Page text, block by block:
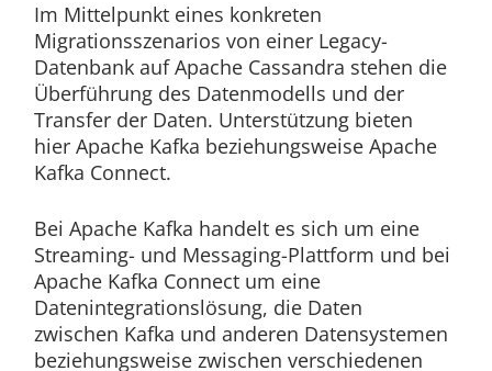
Im Mittelpunkt eines konkreten
Migrationsszenarios von einer Legacy-
Datenbank auf Apache Cassandra stehen die
Überführung des Datenmodells und der
Transfer der Daten. Unterstützung bieten
hier Apache Kafka beziehungsweise Apache
Kafka Connect.
Bei Apache Kafka handelt es sich um eine
Streaming- und Messaging-Plattform und bei
Apache Kafka Connect um eine
Datenintegrationslösung, die Daten
zwischen Kafka und anderen Datensystemen
beziehungsweise zwischen verschiedenen